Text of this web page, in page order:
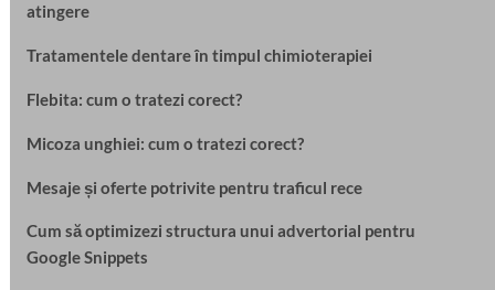
atingere
Tratamentele dentare în timpul chimioterapiei
Flebita: cum o tratezi corect?
Micoza unghiei: cum o tratezi corect?
Mesaje și oferte potrivite pentru traficul rece
Cum să optimizezi structura unui advertorial pentru
Google Snippets